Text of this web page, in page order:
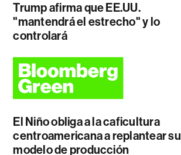
Trump afirma que EE.UU.
"mantendrá el estrecho" y lo
controlará
El Niño obliga a la caficultura
centroamericana a replantear su
modelo de producción